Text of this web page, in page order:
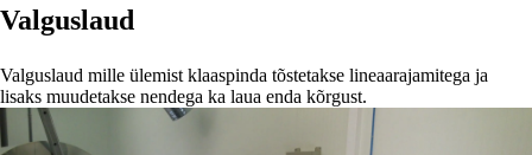
Valguslaud
Valguslaud mille ülemist klaaspinda tõstetakse lineaarajamitega ja
lisaks muudetakse nendega ka laua enda kõrgust.